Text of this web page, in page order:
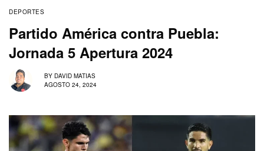
DEPORTES
Partido América contra Puebla:
Jornada 5 Apertura 2024
BY DAVID MATIAS
AGOSTO 24, 2024